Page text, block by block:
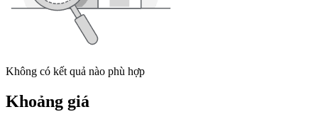
Không có kết quả nào phù hợp
Khoảng giá